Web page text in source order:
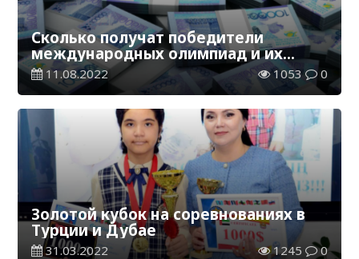
Сколько получат победители
международных олимпиад и их
педагоги?
11.08.2022 1053 0
Золотой кубок на соревнованиях в
Турции и Дубае
31.03.2022 1245 0